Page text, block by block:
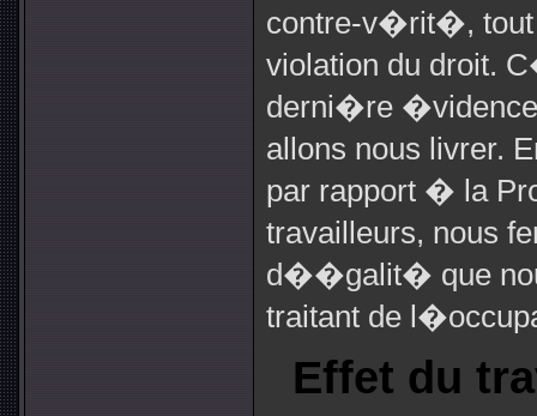
contre-v�rit�, tout
violation du droit.
derni�re
allons nous livrer.
par rapport � la
travailleurs, nous
d��galit� que
traitant de
Effet du